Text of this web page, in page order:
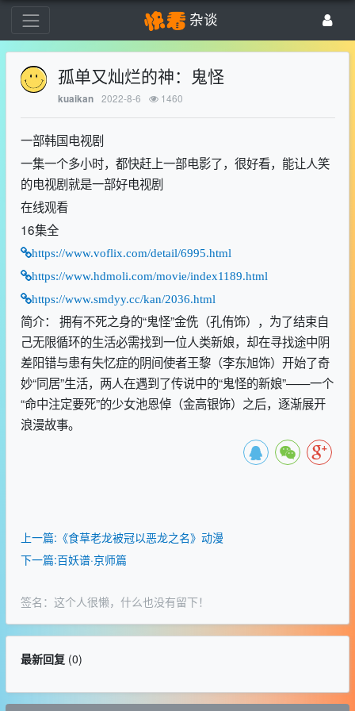
杂谈
孤单又灿烂的神：鬼怪
kuaikan 2022-8-6 1460
一部韩国电视剧
一集一个多小时，都快赶上一部电影了，很好看，能让人笑
的电视剧就是一部好电视剧
在线观看
16集全
https://www.voflix.com/detail/6995.html
https://www.hdmoli.com/movie/index1189.html
https://www.smdyy.cc/kan/2036.html
简介： 拥有不死之身的“鬼怪”金侁（孔侑饰），为了结束自
己无限循环的生活必需找到一位人类新娘，却在寻找途中阴
差阳错与患有失忆症的阴间使者王黎（李东旭饰）开始了奇
妙“同居”生活，两人在遇到了传说中的“鬼怪的新娘”——一个
“命中注定要死”的少女池恩倬（金高银饰）之后，逐渐展开
浪漫故事。
上一篇:《食草老龙被冠以恶龙之名》动漫
下一篇:百妖谱·京师篇
签名：这个人很懒，什么也没有留下！
最新回复(0)